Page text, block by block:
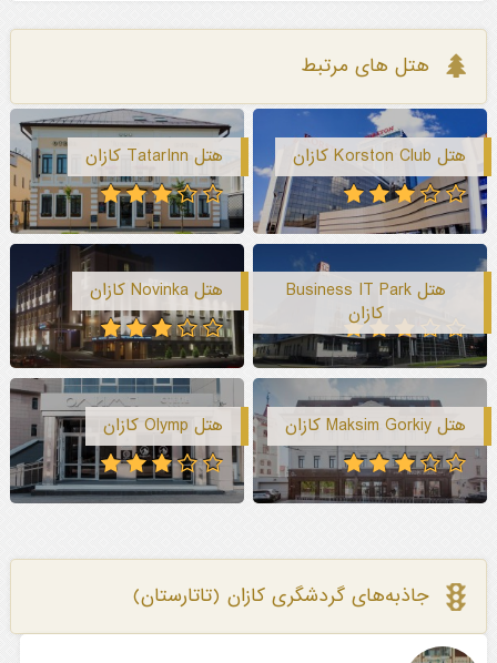
هتل های مرتبط
هتل Korston Club کازان هتل TatarInn کازان
هتل Business IT Park
کازان
هتل Novinka کازان
هتل Maksim Gorkiy کازان هتل Olymp کازان
جاذبه‌های گردشگری کازان (تاتارستان)